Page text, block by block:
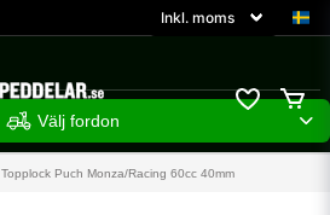
Välj fordon
Topplock Puch Monza/Racing 60cc 40mm